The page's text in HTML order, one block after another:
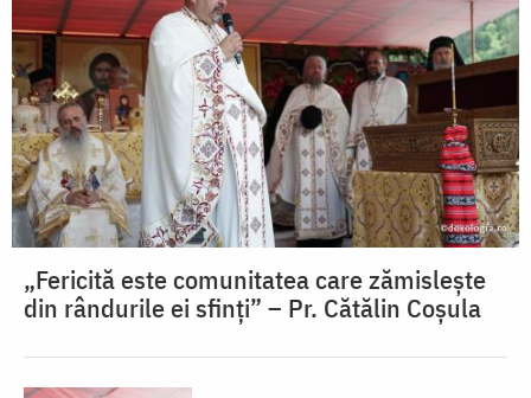
„Fericită este comunitatea care zămislește
din rândurile ei sfinți” – Pr. Cătălin Coșula